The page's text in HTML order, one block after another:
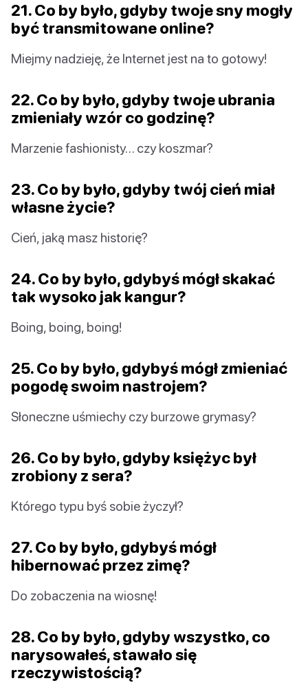
21. Co by było, gdyby twoje sny mogły
być transmitowane online?
Miejmy nadzieję, że Internet jest na to gotowy!
22. Co by było, gdyby twoje ubrania
zmieniały wzór co godzinę?
Marzenie fashionisty… czy koszmar?
23. Co by było, gdyby twój cień miał
własne życie?
Cień, jaką masz historię?
24. Co by było, gdybyś mógł skakać
tak wysoko jak kangur?
Boing, boing, boing!
25. Co by było, gdybyś mógł zmieniać
pogodę swoim nastrojem?
Słoneczne uśmiechy czy burzowe grymasy?
26. Co by było, gdyby księżyc był
zrobiony z sera?
Którego typu byś sobie życzył?
27. Co by było, gdybyś mógł
hibernować przez zimę?
Do zobaczenia na wiosnę!
28. Co by było, gdyby wszystko, co
narysowałeś, stawało się
rzeczywistością?